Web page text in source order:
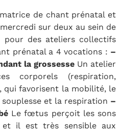
de chant prénatal et
sur deux au sein de
pour des ateliers collectifs
prénatal a 4 vocations : –
la grossesseUn atelier
corporels (respiration,
qui favorisent la mobilité, le
et la respiration –
Le fœtus perçoit les sons
et il est très sensible aux